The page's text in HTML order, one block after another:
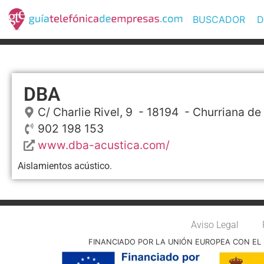
BUSCADOR
DBA
C/ Charlie Rivel, 9 - 18194 - Churriana
902 198 153
www.dba-acustica.com/
Aislamientos acústico.
Aviso Legal
FINANCIADO POR LA UNIÓN EUROPEA CON